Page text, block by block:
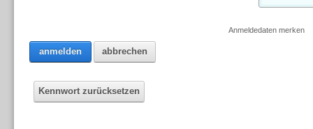
Anmeldedaten merken
anmelden abbrechen
Kennwort zurücksetzen